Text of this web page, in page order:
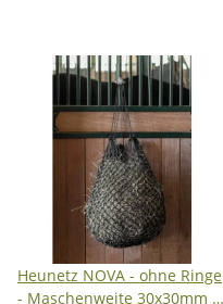
Heunetz NOVA - ohne Ringe
- Maschenweite 30x30mm -